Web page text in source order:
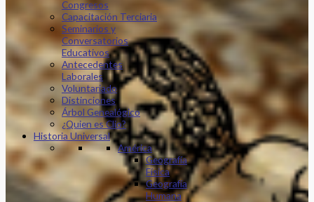
Congresos
Capacitación Terciaria
Seminarios y
Conversatorios
Educativos
Antecedentes
Laborales
Voluntariado
Distinciones
Árbol Genealógico
¿Quien es Clio?
Historia Universal
América
Geografía
Física
Geografía
Humana